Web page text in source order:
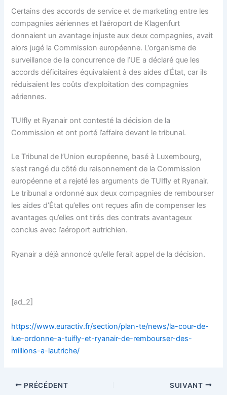
Certains des accords de service et de marketing entre les
compagnies aériennes et l’aéroport de Klagenfurt
donnaient un avantage injuste aux deux compagnies, avait
alors jugé la Commission européenne. L’organisme de
surveillance de la concurrence de l’UE a déclaré que les
accords déficitaires équivalaient à des aides d’État, car ils
réduisaient les coûts d’exploitation des compagnies
aériennes.
TUIfly et Ryanair ont contesté la décision de la
Commission et ont porté l’affaire devant le tribunal.
Le Tribunal de l’Union européenne, basé à Luxembourg,
s’est rangé du côté du raisonnement de la Commission
européenne et a rejeté les arguments de TUIfly et Ryanair.
Le tribunal a ordonné aux deux compagnies de rembourser
les aides d’État qu’elles ont reçues afin de compenser les
avantages qu’elles ont tirés des contrats avantageux
conclus avec l’aéroport autrichien.
Ryanair a déjà annoncé qu’elle ferait appel de la décision.
[ad_2]
https://www.euractiv.fr/section/plan-te/news/la-cour-de-
lue-ordonne-a-tuifly-et-ryanair-de-rembourser-des-
millions-a-lautriche/
PRÉCÉDENT SUIVANT